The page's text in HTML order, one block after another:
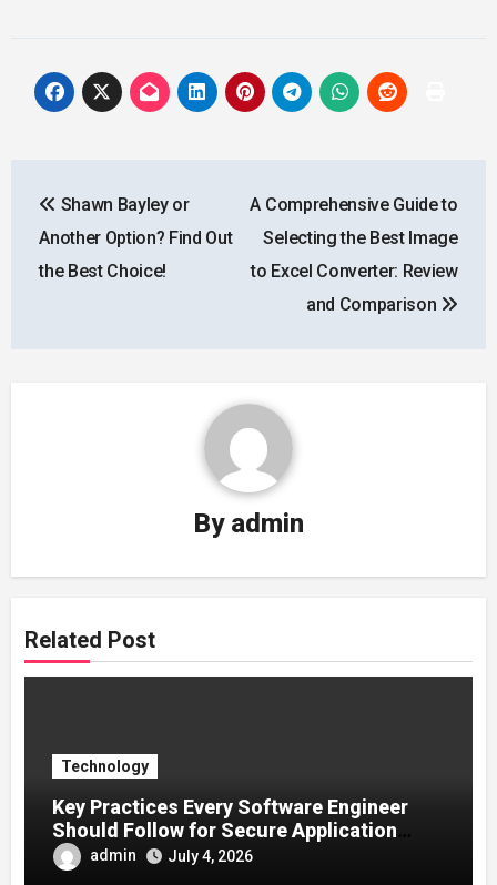
navigation
Shawn Bayley or
Another Option? Find Out
the Best Choice!
A Comprehensive Guide to
Selecting the Best Image
to Excel Converter: Review
and Comparison
By admin
Related Post
Technology
Key Practices Every Software Engineer
Should Follow for Secure Application
Development
admin July 4, 2026